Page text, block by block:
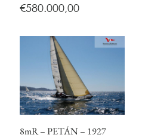
€580.000,00
8mR – PETÁN – 1927